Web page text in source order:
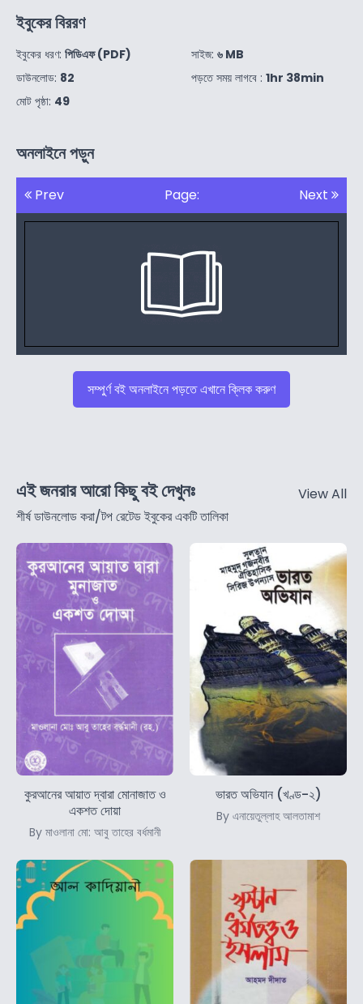
ইবুকের বিররণ
ইবুকের ধরণ: পিডিএফ (PDF)
ডাউনলোড: 82
মোট পৃষ্ঠা: 49
সাইজ: ৬ MB
পড়তে সময় লাগবে : 1hr 38min
অনলাইনে পড়ুন
Prev Page: Next
সম্পুর্ণ বই অনলাইনে পড়তে এখানে ক্লিক করুণ
এই জনরার আরো কিছু বই দেখুনঃ
শীর্ষ ডাউনলোড করা/টপ রেটেড ইবুকের একটি তালিকা
View All
কুরআনের আয়াত দ্বারা মোনাজাত ও
একশত দোয়া
By মাওলানা মো: আবু তাহের বর্ধমানী
ভারত অভিযান (খণ্ড-২)
By এনায়েতুল্লাহ আলতামাশ